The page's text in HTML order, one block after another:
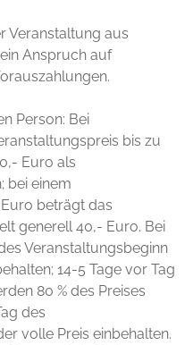
Veranstaltung aus
Anspruch auf
Person: Bei
bis zu
Euro als
bei einem
beträgt das
generell 40,- Euro. Bei
Veranstaltungsbeginn
14-5 Tage vor Tag
80 % des Preises
des
volle Preis einbehalten.